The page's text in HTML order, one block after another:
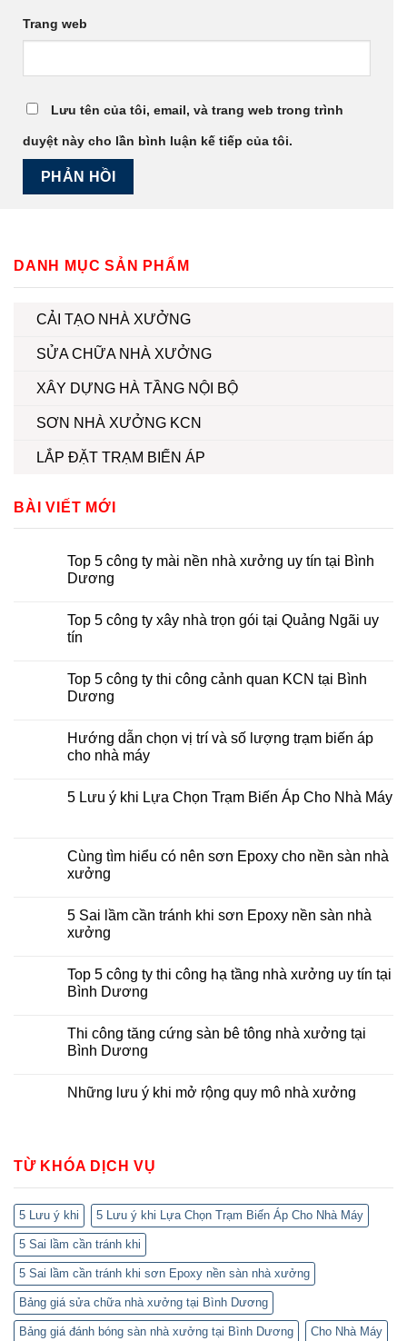
DANH MỤC SẢN PHẨM
CẢI TẠO NHÀ XƯỞNG
SỬA CHỮA NHÀ XƯỞNG
XÂY DỰNG HÀ TẦNG NỘI BỘ
SƠN NHÀ XƯỞNG KCN
LẮP ĐẶT TRẠM BIẾN ÁP
BÀI VIẾT MỚI
Top 5 công ty mài nền nhà xưởng uy tín tại Bình
Dương
Top 5 công ty xây nhà trọn gói tại Quảng Ngãi uy
tín
Top 5 công ty thi công cảnh quan KCN tại Bình
Dương
Hướng dẫn chọn vị trí và số lượng trạm biến áp
cho nhà máy
5 Lưu ý khi Lựa Chọn Trạm Biến Áp Cho Nhà Máy
Cùng tìm hiểu có nên sơn Epoxy cho nền sàn nhà
xưởng
5 Sai lầm cần tránh khi sơn Epoxy nền sàn nhà
xưởng
Top 5 công ty thi công hạ tầng nhà xưởng uy tín tại
Bình Dương
Thi công tăng cứng sàn bê tông nhà xưởng tại
Bình Dương
Những lưu ý khi mở rộng quy mô nhà xưởng
TỪ KHÓA DỊCH VỤ
5 Lưu ý khi 5 Lưu ý khi Lựa Chọn Trạm Biến Áp Cho Nhà Máy
5 Sai lầm cần tránh khi
5 Sai lầm cần tránh khi sơn Epoxy nền sàn nhà xưởng
Bảng giá sửa chữa nhà xưởng tại Bình Dương
Bảng giá đánh bóng sàn nhà xưởng tại Bình Dương Cho Nhà Máy
Trang web
Lưu tên của tôi, email, và trang web trong trình
duyệt này cho lần bình luận kế tiếp của tôi.